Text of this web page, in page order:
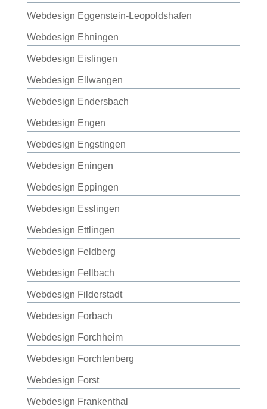
Webdesign Eggenstein-Leopoldshafen
Webdesign Ehningen
Webdesign Eislingen
Webdesign Ellwangen
Webdesign Endersbach
Webdesign Engen
Webdesign Engstingen
Webdesign Eningen
Webdesign Eppingen
Webdesign Esslingen
Webdesign Ettlingen
Webdesign Feldberg
Webdesign Fellbach
Webdesign Filderstadt
Webdesign Forbach
Webdesign Forchheim
Webdesign Forchtenberg
Webdesign Forst
Webdesign Frankenthal